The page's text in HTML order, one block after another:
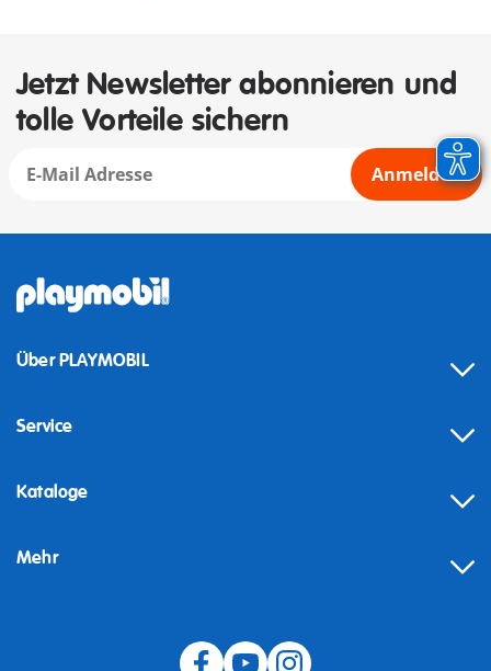
Jetzt Newsletter abonnieren und
tolle Vorteile sichern
Anmelden
Über PLAYMOBIL
Service
Kataloge
Mehr